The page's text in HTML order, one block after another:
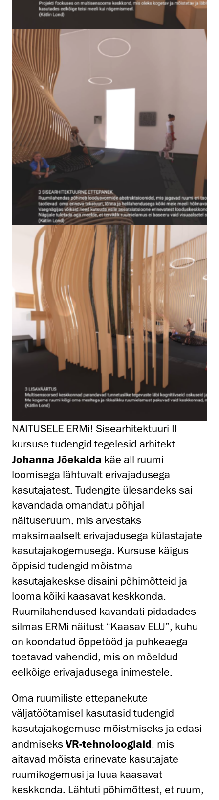
NÄITUSELE ERMi! Sisearhitektuuri II
kursuse tudengid tegelesid arhitekt
Johanna Jõekalda käe all ruumi
loomisega lähtuvalt erivajadusega
kasutajatest. Tudengite ülesandeks sai
kavandada omandatu põhjal
näituseruum, mis arvestaks
maksimaalselt erivajadusega külastajate
kasutajakogemusega. Kursuse käigus
õppisid tudengid mõistma
kasutajakeskse disaini põhimõtteid ja
looma kõiki kaasavat keskkonda.
Ruumilahendused kavandati pidadades
silmas ERMi näitust “Kaasav ELU”, kuhu
on koondatud õppetööd ja puhkeaega
toetavad vahendid, mis on mõeldud
eelkõige erivajadusega inimestele.
Oma ruumiliste ettepanekute
väljatöötamisel kasutasid tudengid
kasutajakogemuse mõistmiseks ja edasi
andmiseks VR-tehnoloogiaid, mis
aitavad mõista erinevate kasutajate
ruumikogemusi ja luua kaasavat
keskkonda. Lähtuti põhimõttest, et ruum,